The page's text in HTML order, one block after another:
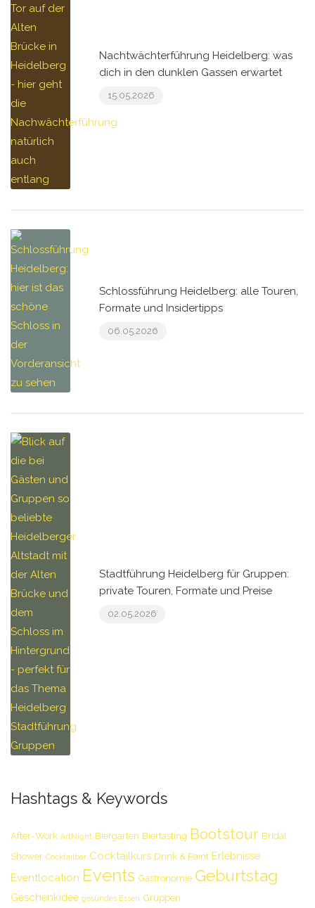
Nachtwächterführung Heidelberg: was
dich in den dunklen Gassen erwartet
15.05.2026
Schlossführung Heidelberg: alle Touren,
Formate und Insidertipps
06.05.2026
Stadtführung Heidelberg für Gruppen:
private Touren, Formate und Preise
02.05.2026
Hashtags & Keywords
After-Work ArtNight Biergarten Biertasting Bootstour Bridal
Shower Cocktailbar Cocktailkurs Drink & Paint Erlebnisse
Eventlocation Events Gastronomie Geburtstag
Geschenkidee gesundes Essen Gruppen